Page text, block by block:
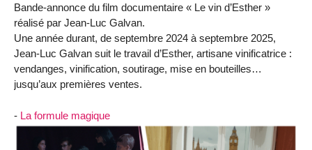
Bande-annonce du film documentaire « Le vin d’Esther »
réalisé par Jean-Luc Galvan.
Une année durant, de septembre 2024 à septembre 2025,
Jean-Luc Galvan suit le travail d’Esther, artisane vinificatrice :
vendanges, vinification, soutirage, mise en bouteilles…
jusqu’aux premières ventes.
- La formule magique